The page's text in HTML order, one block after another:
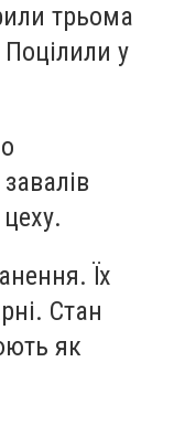
трьома
у
Їх
Стан
як